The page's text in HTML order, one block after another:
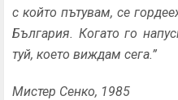
с който пътувам, се
България. Когато го
туй, което виждам сега.”
Мистер Сенко, 1985